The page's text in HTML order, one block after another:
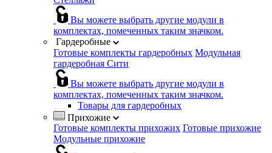
Вы можете выбрать другие модули в
комплектах, помеченных таким значком.
Гардеробные
Готовые комплекты гардеробных Модульная
гардеробная Сити
Вы можете выбрать другие модули в
комплектах, помеченных таким значком.
Товары для гардеробных
Прихожие
Готовые комплекты прихожих Готовые прихожие
Модульные прихожие